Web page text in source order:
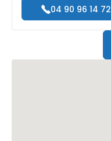
04 90 96 14 72